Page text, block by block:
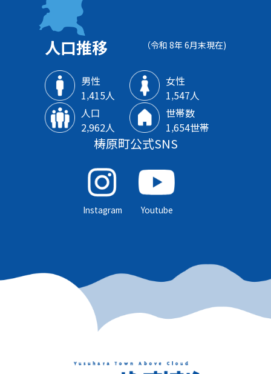
人口推移 （令和 8年 6月末現在)
男性
1‚415人
女性
1‚547人
人口
2‚962人
世帯数
1‚654世帯
梼原町公式SNS
Instagram Youtube